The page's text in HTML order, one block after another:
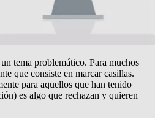
un tema problemático. Para muchos
que consiste en marcar casillas.
para aquellos que han tenido
es algo que rechazan y quieren